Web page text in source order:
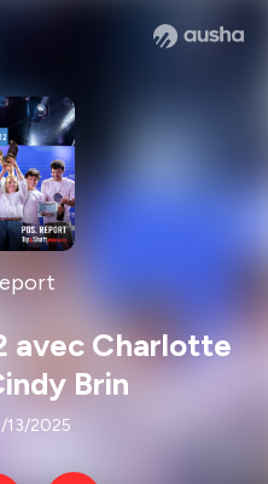
avec Charlotte
Brin
13/2025